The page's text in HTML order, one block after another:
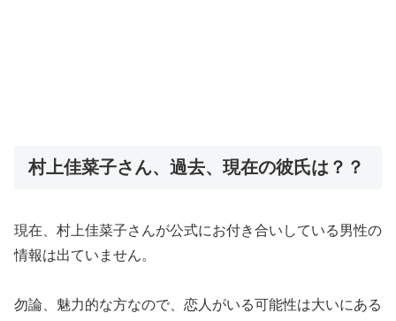
村上佳菜子さん、過去、現在の彼氏は？？
現在、村上佳菜子さんが公式にお付き合いしている男性の
情報は出ていません。
勿論、魅力的な方なので、恋人がいる可能性は大いにある